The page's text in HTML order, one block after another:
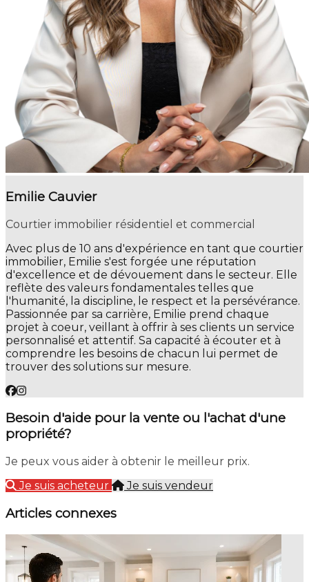
Emilie Cauvier
Courtier immobilier résidentiel et commercial
Avec plus de 10 ans d'expérience en tant que courtier
immobilier, Emilie s'est forgée une réputation
d'excellence et de dévouement dans le secteur. Elle
reflète des valeurs fondamentales telles que
l'humanité, la discipline, le respect et la persévérance.
Passionnée par sa carrière, Emilie prend chaque
projet à coeur, veillant à offrir à ses clients un service
personnalisé et attentif. Sa capacité à écouter et à
comprendre les besoins de chacun lui permet de
trouver des solutions sur mesure.
Besoin d'aide pour la vente ou l'achat d'une
propriété?
Je peux vous aider à obtenir le meilleur prix.
Je suis acheteur
Je suis vendeur
Articles connexes